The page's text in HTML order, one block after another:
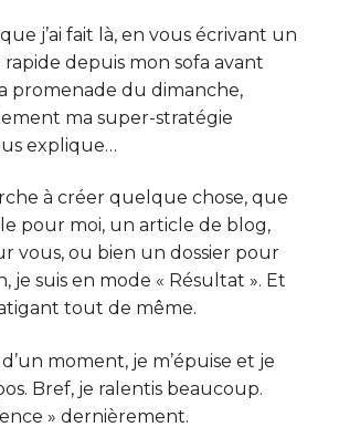
j’ai fait là, en vous écrivant un
depuis mon sofa avant
promenade du dimanche,
ma super-stratégie
explique…
à créer quelque chose, que
pour moi, un article de blog,
vous, ou bien un dossier pour
je suis en mode « Résultat ». Et
tout de même.
moment, je m’épuise et je
Bref, je ralentis beaucoup.
» dernièrement.